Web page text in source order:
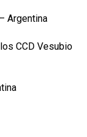
Argentina
CCD Vesubio